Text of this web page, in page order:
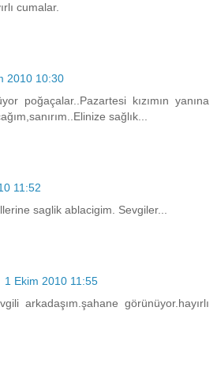
cumalar.
2010 10:30
poğaçalar..Pazartesi kızımın yanına
sağlık...
11:52
saglik ablacigim. Sevgiler...
1 Ekim 2010 11:55
arkadaşım.şahane görünüyor.hayırlı